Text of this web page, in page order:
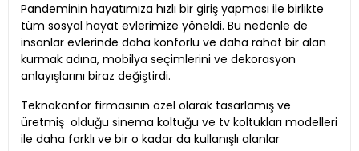
Pandeminin hayatımıza hızlı bir giriş yapması ile birlikte
tüm sosyal hayat evlerimize yöneldi. Bu nedenle de
insanlar evlerinde daha konforlu ve daha rahat bir alan
kurmak adına, mobilya seçimlerini ve dekorasyon
anlayışlarını biraz değiştirdi.
Teknokonfor firmasının özel olarak tasarlamış ve
üretmiş olduğu sinema koltuğu ve tv koltukları modelleri
ile daha farklı ve bir o kadar da kullanışlı alanlar